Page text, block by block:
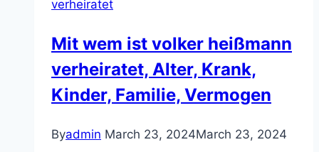
verheiratet
Mit wem ist volker heißmann
verheiratet, Alter, Krank,
Kinder, Familie, Vermogen
Byadmin March 23, 2024March 23, 2024